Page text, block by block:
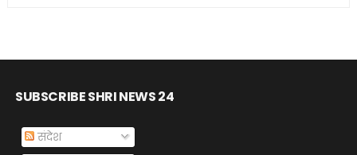
SUBSCRIBE SHRI NEWS 24
संदेश